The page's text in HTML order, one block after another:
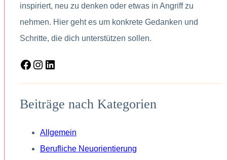
inspiriert, neu zu denken oder etwas in Angriff zu
nehmen. Hier geht es um konkrete Gedanken und
Schritte, die dich unterstützen sollen.
Facebook
Instagram
LinkedIn
Beiträge nach Kategorien
Allgemein
Berufliche Neuorientierung